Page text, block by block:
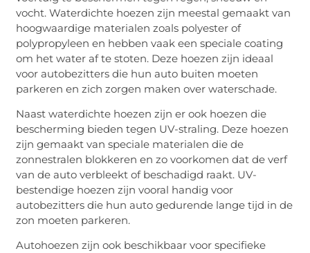
vocht. Waterdichte hoezen zijn meestal gemaakt van
hoogwaardige materialen zoals polyester of
polypropyleen en hebben vaak een speciale coating
om het water af te stoten. Deze hoezen zijn ideaal
voor autobezitters die hun auto buiten moeten
parkeren en zich zorgen maken over waterschade.
Naast waterdichte hoezen zijn er ook hoezen die
bescherming bieden tegen UV-straling. Deze hoezen
zijn gemaakt van speciale materialen die de
zonnestralen blokkeren en zo voorkomen dat de verf
van de auto verbleekt of beschadigd raakt. UV-
bestendige hoezen zijn vooral handig voor
autobezitters die hun auto gedurende lange tijd in de
zon moeten parkeren.
Autohoezen zijn ook beschikbaar voor specifieke